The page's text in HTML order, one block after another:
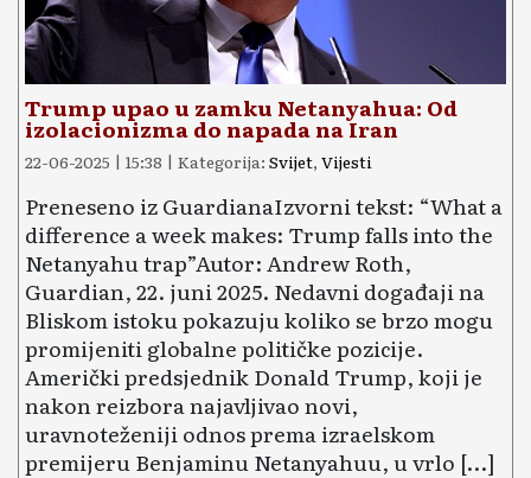
Trump upao u zamku Netanyahua: Od
izolacionizma do napada na Iran
22-06-2025 | 15:38 | Kategorija: Svijet, Vijesti
Preneseno iz GuardianaIzvorni tekst: “What a
difference a week makes: Trump falls into the
Netanyahu trap”Autor: Andrew Roth,
Guardian, 22. juni 2025. Nedavni događaji na
Bliskom istoku pokazuju koliko se brzo mogu
promijeniti globalne političke pozicije.
Američki predsjednik Donald Trump, koji je
nakon reizbora najavljivao novi,
uravnoteženiji odnos prema izraelskom
premijeru Benjaminu Netanyahuu, u vrlo […]